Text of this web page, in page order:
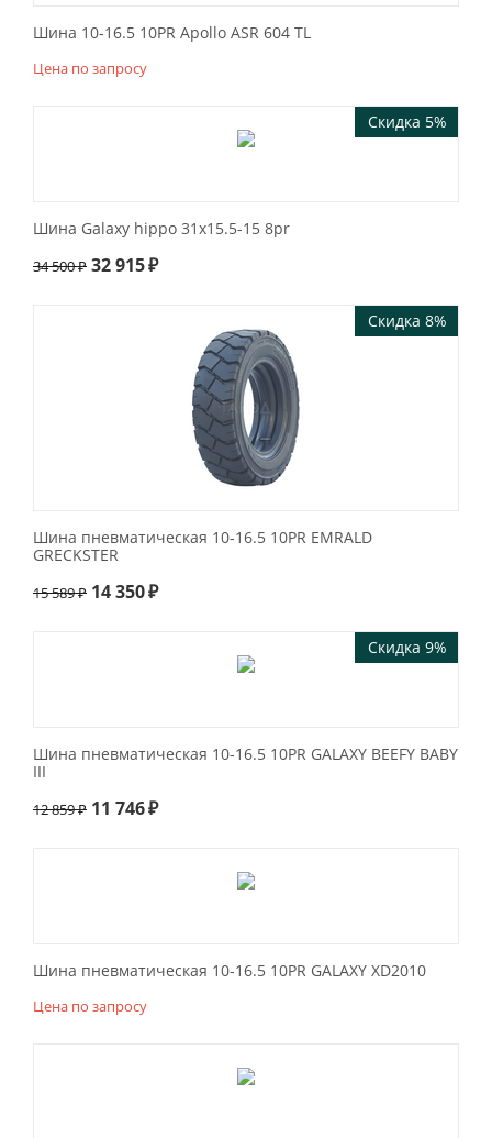
Шина 10-16.5 10PR Apollo ASR 604 TL
Цена по запросу
Скидка 5%
Шина Galaxy hippo 31x15.5-15 8pr
34 500₽ 32 915₽
Скидка 8%
Шина пневматическая 10-16.5 10PR EMRALD
GRECKSTER
15 589₽ 14 350₽
Скидка 9%
Шина пневматическая 10-16.5 10PR GALAXY BEEFY BABY
III
12 859₽ 11 746₽
Шина пневматическая 10-16.5 10PR GALAXY XD2010
Цена по запросу